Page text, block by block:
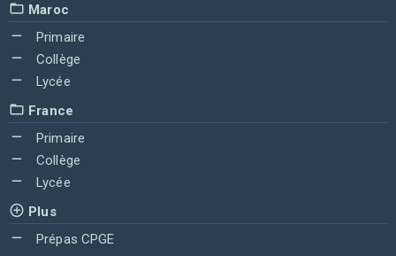
Maroc
Primaire
Collège
Lycée
France
Primaire
Collège
Lycée
Plus
Prépas CPGE